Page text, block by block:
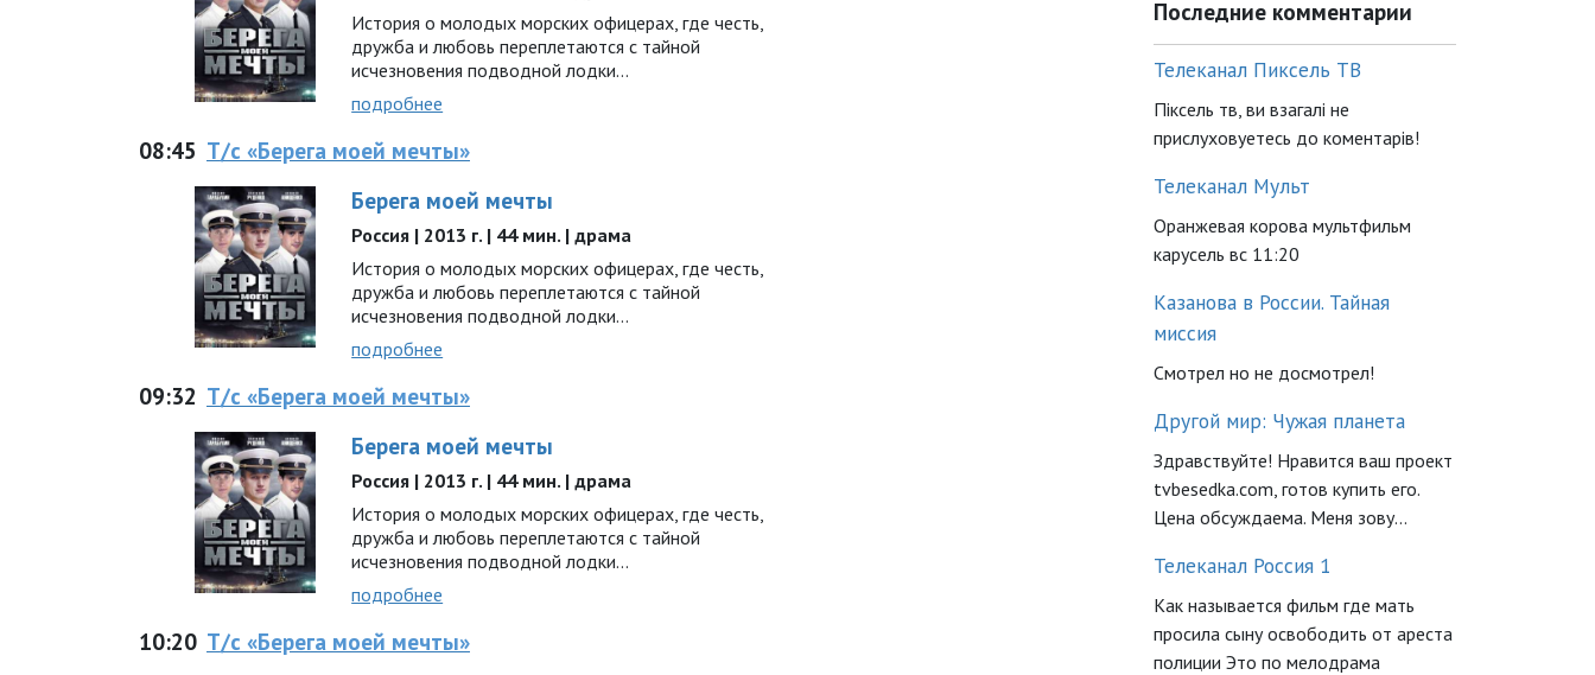
История о молодых морских офицерах, где честь,
дружба и любовь переплетаются с тайной
исчезновения подводной лодки…
подробнее
08:45 Т/с «Берега моей мечты»
Берега моей мечты
Россия | 2013 г. | 44 мин. | драма
История о молодых морских офицерах, где честь,
дружба и любовь переплетаются с тайной
исчезновения подводной лодки…
подробнее
09:32 Т/с «Берега моей мечты»
Берега моей мечты
Россия | 2013 г. | 44 мин. | драма
История о молодых морских офицерах, где честь,
дружба и любовь переплетаются с тайной
исчезновения подводной лодки…
подробнее
10:20 Т/с «Берега моей мечты»
Последние комментарии
Телеканал Пиксель ТВ
Піксель тв, ви взагалі не
прислуховуетесь до коментарів!
Телеканал Мульт
Оранжевая корова мультфильм
карусель вс 11:20
Казанова в России. Тайная
миссия
Смотрел но не досмотрел!
Другой мир: Чужая планета
Здравствуйте! Нравится ваш проект
tvbesedka.com, готов купить его.
Цена обсуждаема. Меня зову...
Телеканал Россия 1
Как называется фильм где мать
просила сыну освободить от ареста
полиции Это по мелодрама